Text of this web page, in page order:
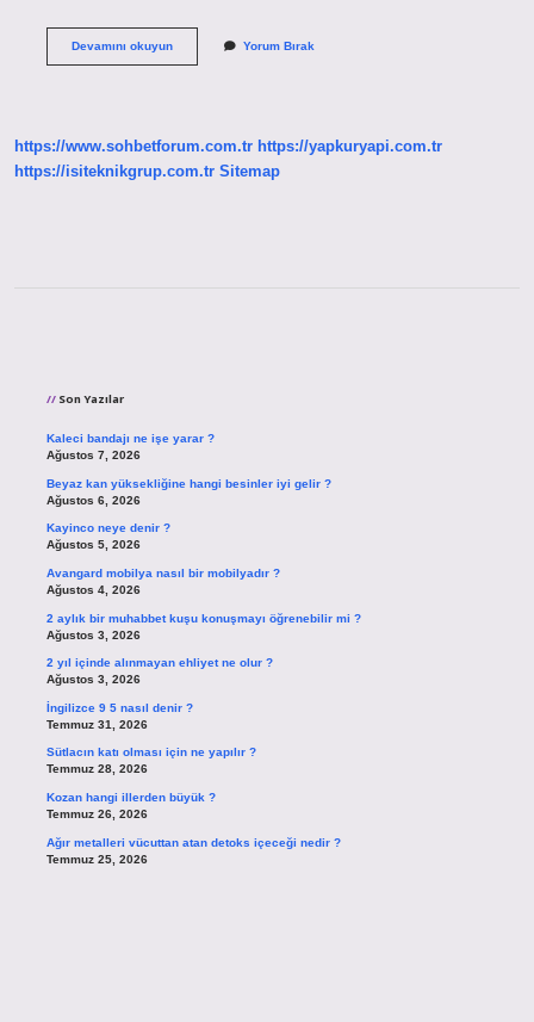
Devamını okuyunÖşri
Yorum Bırak
https://www.sohbetforum.com.tr https://yapkuryapi.com.tr
https://isiteknikgrup.com.tr Sitemap
Son Yazılar
Kaleci bandajı ne işe yarar ?
Ağustos 7, 2026
Beyaz kan yüksekliğine hangi besinler iyi gelir ?
Ağustos 6, 2026
Kayinco neye denir ?
Ağustos 5, 2026
Avangard mobilya nasıl bir mobilyadır ?
Ağustos 4, 2026
2 aylık bir muhabbet kuşu konuşmayı öğrenebilir mi ?
Ağustos 3, 2026
2 yıl içinde alınmayan ehliyet ne olur ?
Ağustos 3, 2026
İngilizce 9 5 nasıl denir ?
Temmuz 31, 2026
Sütlacın katı olması için ne yapılır ?
Temmuz 28, 2026
Kozan hangi illerden büyük ?
Temmuz 26, 2026
Ağır metalleri vücuttan atan detoks içeceği nedir ?
Temmuz 25, 2026